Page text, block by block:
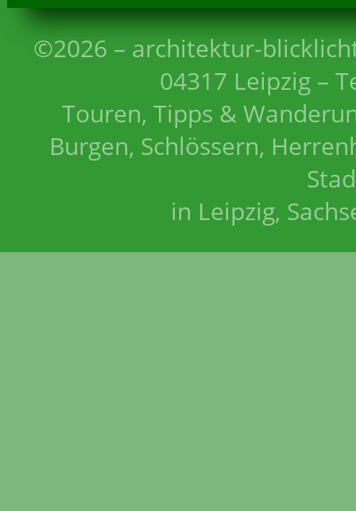
©2026 – architektur-
04317 Leipzig –
Touren, Tipps &
Burgen, Schlössern,
in Leipzig,